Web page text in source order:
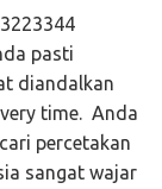
pasti
diandalkan
time. Anda
percetakan
sangat wajar